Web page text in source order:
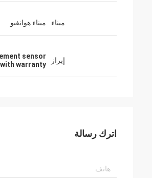
ميناء ميناء هوانغبو
إبراز sensor
warranty
اترك رسالة